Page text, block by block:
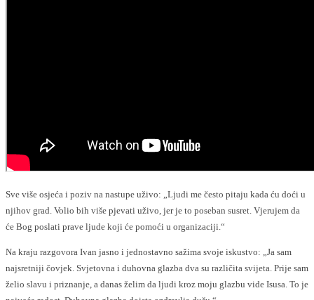
Sve više osjeća i poziv na nastupe uživo: „Ljudi me često pitaju kada ću doći u
njihov grad. Volio bih više pjevati uživo, jer je to poseban susret. Vjerujem da
će Bog poslati prave ljude koji će pomoći u organizaciji.“
Na kraju razgovora Ivan jasno i jednostavno sažima svoje iskustvo: „Ja sam
najsretniji čovjek. Svjetovna i duhovna glazba dva su različita svijeta. Prije sam
želio slavu i priznanje, a danas želim da ljudi kroz moju glazbu vide Isusa. To je